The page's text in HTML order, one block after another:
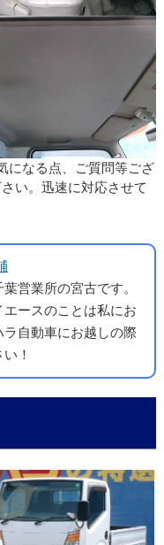
なる点、ご質問等ござ
い。迅速に対応させて
営業所の宮古です。
エースのことは私にお
ラ自動車にお越しの際
！
新着